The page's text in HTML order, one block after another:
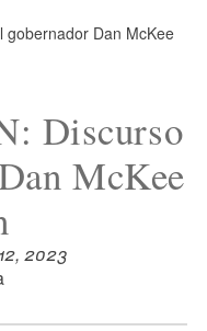
g
e
gobernador Dan McKee
Discurso
McKee
2023